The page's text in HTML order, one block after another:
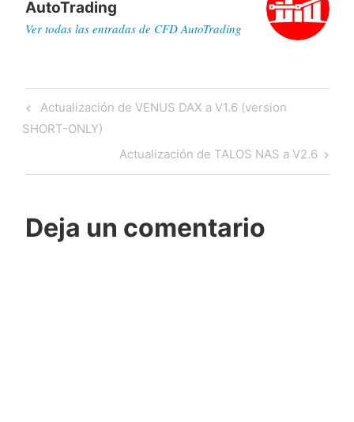
AutoTrading
Ver todas las entradas de CFD AutoTrading
Navegación
de
Previous
Post
Actualización de VENUS DAX a V1.6 (version
SHORT-ONLY)
Next
Post
Actualización de TALOS NAS a V2.6
Deja un comentario